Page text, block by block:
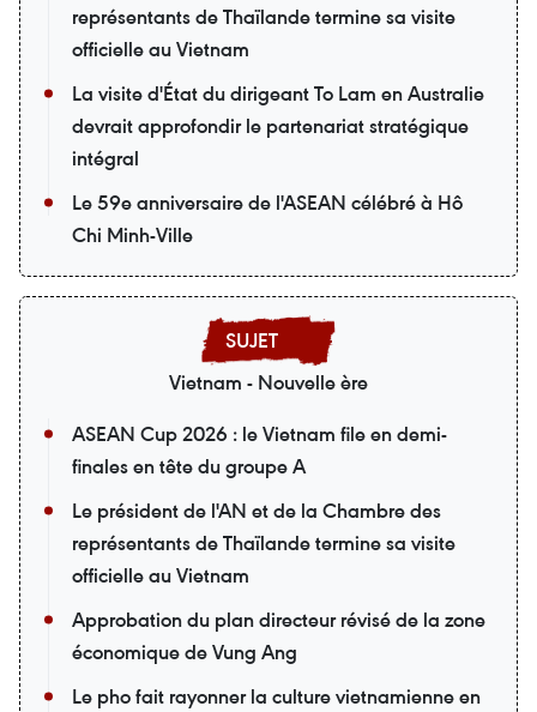
représentants de Thaïlande termine sa visite
officielle au Vietnam
La visite d'État du dirigeant To Lam en Australie
devrait approfondir le partenariat stratégique
intégral
Le 59e anniversaire de l'ASEAN célébré à Hô
Chi Minh-Ville
Vietnam - Nouvelle ère
ASEAN Cup 2026 : le Vietnam file en demi-
finales en tête du groupe A
Le président de l'AN et de la Chambre des
représentants de Thaïlande termine sa visite
officielle au Vietnam
Approbation du plan directeur révisé de la zone
économique de Vung Ang
Le pho fait rayonner la culture vietnamienne en